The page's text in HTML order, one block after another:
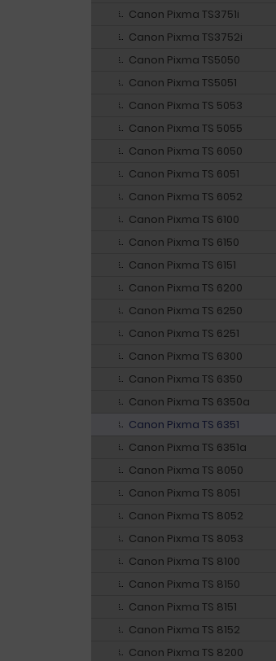
Canon Pixma TS3751i
Canon Pixma TS3752i
Canon Pixma TS5050
Canon Pixma TS5051
Canon Pixma TS 5053
Canon Pixma TS 5055
Canon Pixma TS 6050
Canon Pixma TS 6051
Canon Pixma TS 6052
Canon Pixma TS 6100
Canon Pixma TS 6150
Canon Pixma TS 6151
Canon Pixma TS 6200
Canon Pixma TS 6250
Canon Pixma TS 6251
Canon Pixma TS 6300
Canon Pixma TS 6350
Canon Pixma TS 6350a
Canon Pixma TS 6351
Canon Pixma TS 6351a
Canon Pixma TS 8050
Canon Pixma TS 8051
Canon Pixma TS 8052
Canon Pixma TS 8053
Canon Pixma TS 8100
Canon Pixma TS 8150
Canon Pixma TS 8151
Canon Pixma TS 8152
Canon Pixma TS 8200